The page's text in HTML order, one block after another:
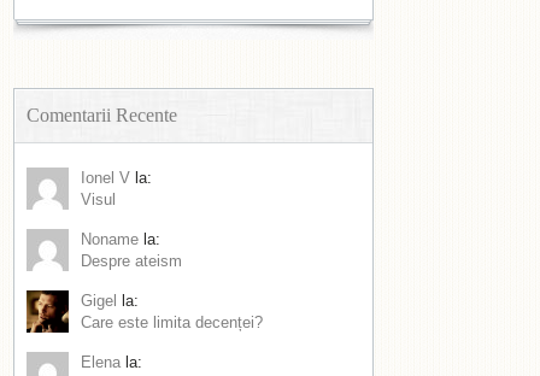
Comentarii Recente
Ionel V la:
Visul
Noname la:
Despre ateism
Gigel
la:
Care este limita decenței?
Elena la: